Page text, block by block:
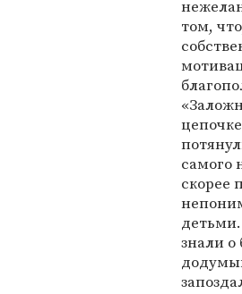
том,
самого
скорее
знали о